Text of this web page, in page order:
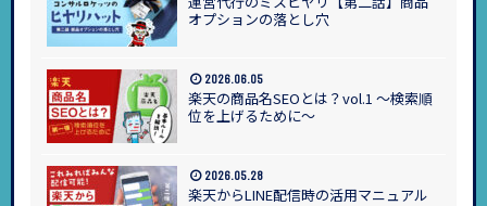
オプションの落とし穴
楽天の商品名SEOとは？vol.1 ～検索順
位を上げるために～
2026.06.05
楽天からLINE配信時の活用マニュアル
2026.05.28